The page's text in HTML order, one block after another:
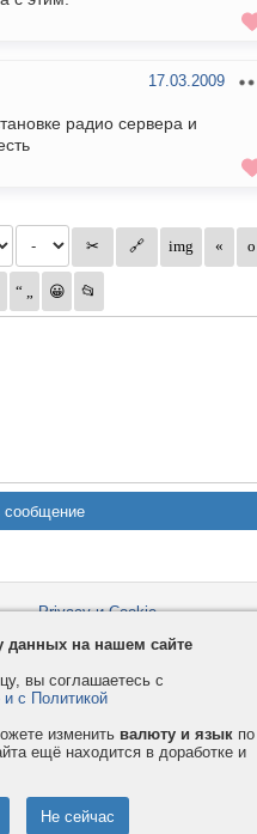
17.03.2009
радио сервера и
Privacy и Cookie
Правила и условия
Форумы
- Все права защищены.
данных на нашем сайте
вы соглашаетесь с
и с Политикой
изменить валюту и язык по
ещё находится в доработке и